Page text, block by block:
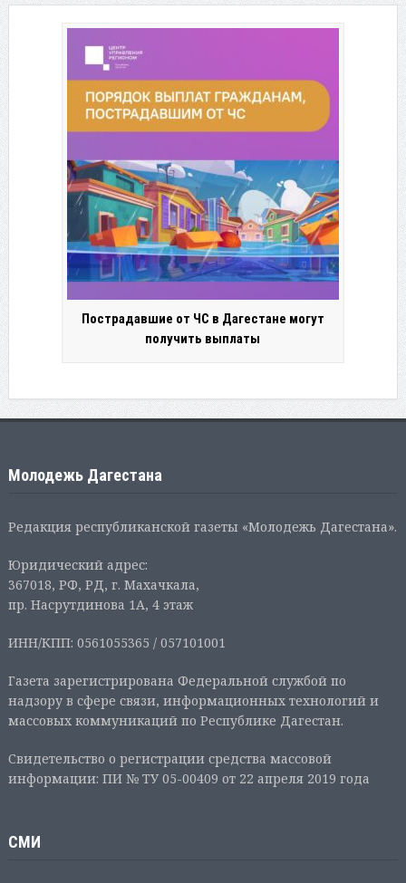
Пострадавшие от ЧС в Дагестане могут
получить выплаты
Молодежь Дагестана
Редакция республиканской газеты «Молодежь Дагестана».
Юридический адрес:
367018, РФ, РД, г. Махачкала,
пр. Насрутдинова 1А, 4 этаж
ИНН/КПП: 0561055365 / 057101001
Газета зарегистрирована Федеральной службой по
надзору в сфере связи, информационных технологий и
массовых коммуникаций по Республике Дагестан.
Свидетельство о регистрации средства массовой
информации: ПИ № ТУ 05-00409 от 22 апреля 2019 года
СМИ